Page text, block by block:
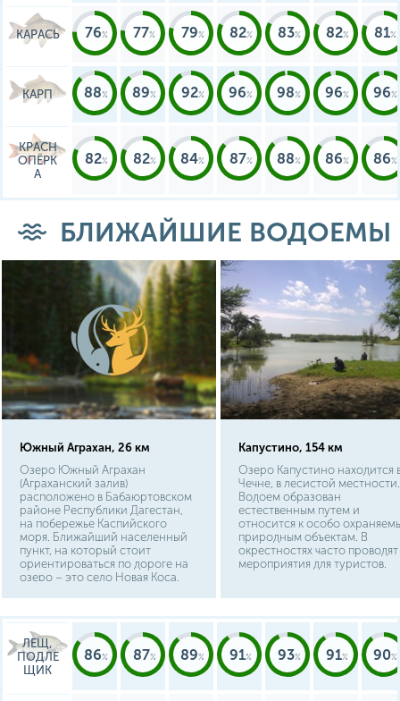
КАРАСЬ 76 77 79 82 83 82 81
КАРП 88 89 92 96 98 96 96
КРАСН
ОПЁРК
А
82 82 84 87 88 86 86
БЛИЖАЙШИЕ ВОДОЕМЫ
Южный Аграхан, 26 км
Озеро Южный Аграхан
(Аграханский залив)
расположено в Бабаюртовском
районе Республики Дагестан,
на побережье Каспийского
моря. Ближайший населенный
пункт, на который стоит
ориентироваться по дороге на
озеро – это село Новая Коса,
республики Махачкалы
составляет 85 км., из Кизилюрта
100 км, а из Кизляра 110 км.
Район имеет развитую
Капустино, 154 км
Озеро Капустино находится
Чечне, в лесистой местности.
Водоем образован
естественным путем и
относится к особо
природным объектам. В
окрестностях часто проводят
мероприятия для туристов.
ЛЕЩ,
ПОДЛЕ
ЩИК
86 87 89 91 93 91 90